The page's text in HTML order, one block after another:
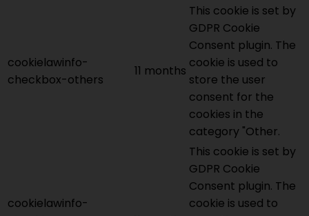
cookielawinfo-
checkbox-others
11 months
This cookie is set by
GDPR Cookie
Consent plugin. The
cookie is used to
store the user
consent for the
cookies in the
category "Other.
cookielawinfo-
This cookie is set by
GDPR Cookie
Consent plugin. The
cookie is used to